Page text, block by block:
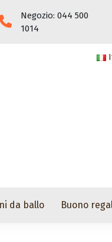
Negozio: 044 500
1014
da ballo Buono